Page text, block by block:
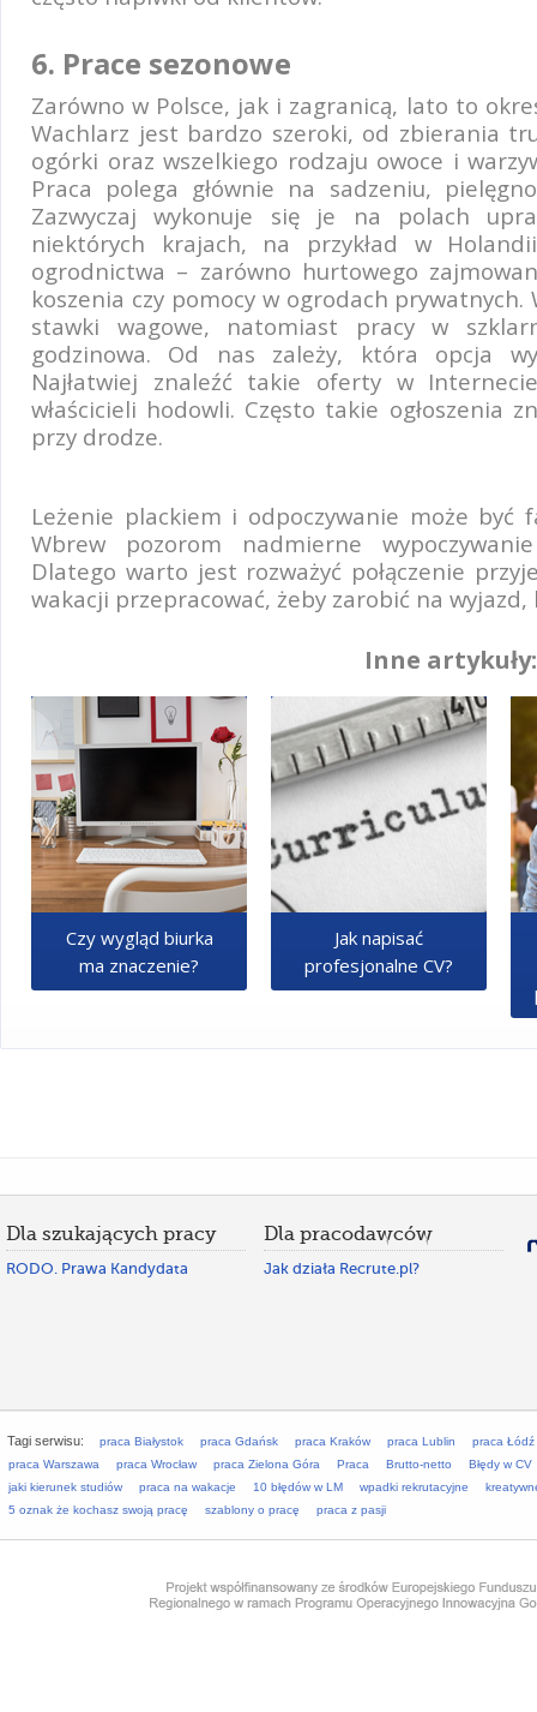
6. Prace sezonowe
Zarówno w Polsce, jak i zagranicą, lato to
Wachlarz jest bardzo szeroki, od zbierania
ogórki oraz wszelkiego rodzaju owoce i
Praca polega głównie na sadzeniu,
Zazwyczaj wykonuje się je na polach
niektórych krajach, na przykład w
ogrodnictwa – zarówno hurtowego
koszenia czy pomocy w ogrodach
stawki wagowe, natomiast pracy w
godzinowa. Od nas zależy, która opcja
Najłatwiej znaleźć takie oferty w
właścicieli hodowli. Często takie ogłoszenia
przy drodze.
Leżenie plackiem i odpoczywanie może być
Wbrew pozorom nadmierne
Dlatego warto jest rozważyć połączenie
wakacji przepracować, żeby zarobić na
Inne artykuły:
Czy wygląd biurka
ma znaczenie?
Jak napisać
profesjonalne CV?
Dla szukających pracy
RODO. Prawa Kandydata
Dla pracodawców
Jak działa Recrute.pl?
Tagi serwisu: praca Białystok praca Gdańsk praca Kraków praca Lublin
praca Łódź
praca Warszawa
praca Wrocław praca Zielona Góra Praca Brutto-netto
Błędy w CV
jaki kierunek studiów
praca na wakacje 10 błędów w LM wpadki rekrutacyjne
5 oznak że kochasz swoją pracę
szablony o pracę praca z pasji